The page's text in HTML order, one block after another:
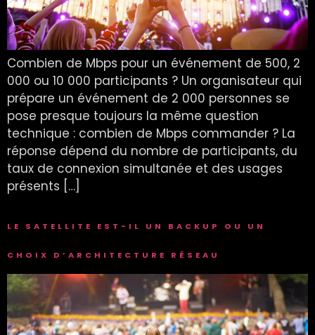
Combien de Mbps pour un événement de 500, 2
000 ou 10 000 participants ? Un organisateur qui
prépare un événement de 2 000 personnes se
pose presque toujours la même question
technique : combien de Mbps commander ? La
réponse dépend du nombre de participants, du
taux de connexion simultanée et des usages
présents […]
LE SATELLITE EST-IL UN BACKUP OU UN
CHOIX D’ARCHITECTURE RÉSEAU